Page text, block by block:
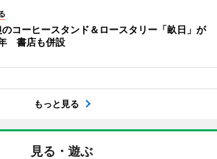
コーヒースタンド＆ロースタリー「畝日」が
書店も併設
もっと見る
見る・遊ぶ